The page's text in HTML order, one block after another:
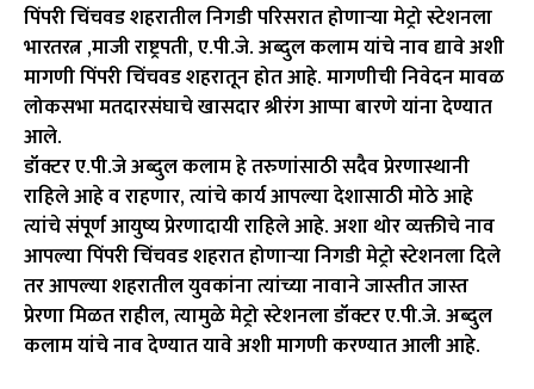
पिंपरी चिंचवड शहरातील निगडी परिसरात होणाऱ्या मेट्रो स्टेशनला
भारतरत्न ,माजी राष्ट्रपती, ए.पी.जे. अब्दुल कलाम यांचे नाव द्यावे अशी
मागणी पिंपरी चिंचवड शहरातून होत आहे. मागणीची निवेदन मावळ
लोकसभा मतदारसंघाचे खासदार श्रीरंग आप्पा बारणे यांना देण्यात
आले.
डॉक्टर ए.पी.जे अब्दुल कलाम हे तरुणांसाठी सदैव प्रेरणास्थानी
राहिले आहे व राहणार, त्यांचे कार्य आपल्या देशासाठी मोठे आहे
त्यांचे संपूर्ण आयुष्य प्रेरणादायी राहिले आहे. अशा थोर व्यक्तीचे नाव
आपल्या पिंपरी चिंचवड शहरात होणाऱ्या निगडी मेट्रो स्टेशनला दिले
तर आपल्या शहरातील युवकांना त्यांच्या नावाने जास्तीत जास्त
प्रेरणा मिळत राहील, त्यामुळे मेट्रो स्टेशनला डॉक्टर ए.पी.जे. अब्दुल
कलाम यांचे नाव देण्यात यावे अशी मागणी करण्यात आली आहे.